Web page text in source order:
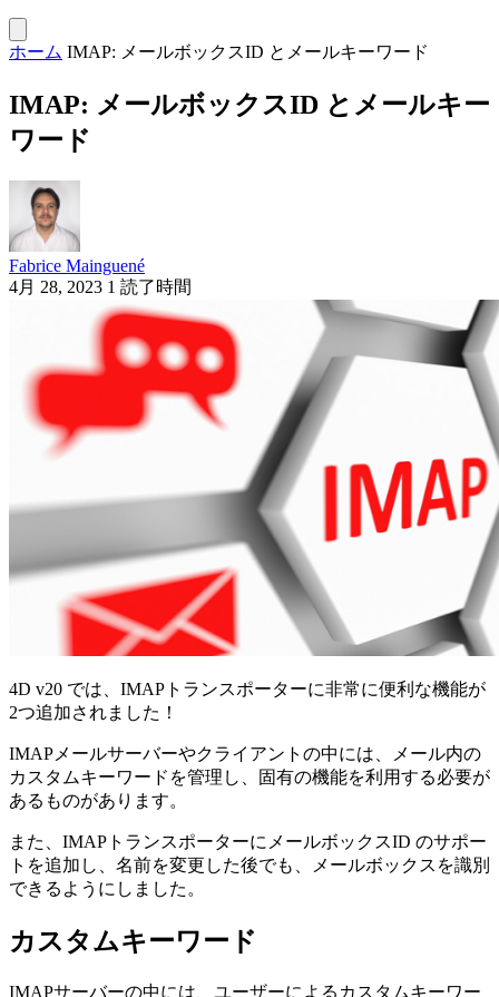
ホーム IMAP: メールボックスID とメールキーワード
IMAP: メールボックスID とメールキー
ワード
Fabrice Mainguené
4月 28, 2023 1 読了時間
4D v20 では、IMAPトランスポーターに非常に便利な機能が
2つ追加されました！
IMAPメールサーバーやクライアントの中には、メール内の
カスタムキーワードを管理し、固有の機能を利用する必要が
あるものがあります。
また、IMAPトランスポーターにメールボックスID のサポー
トを追加し、名前を変更した後でも、メールボックスを識別
できるようにしました。
カスタムキーワード
IMAPサーバーの中には、ユーザーによる カスタムキーワー